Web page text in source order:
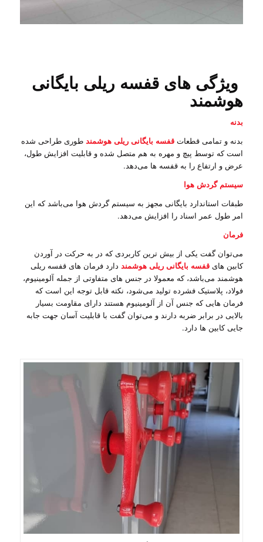
ویژگی های قفسه ریلی بایگانی
هوشمند
بدنه
بدنه و تمامی قطعات قفسه بایگانی ریلی هوشمندطوری طراحی شده
است که توسط پیچ و مهره به هم متصل شده و قابلیت افزایش طول،
عرض و ارتفاع را به قفسه ها می‌دهد.
سیستم گردش هوا
طبقات استاندارد بایگانی مجهز به سیستم گردش هوا می‌باشد که این
امر طول عمر اسناد را افزایش می‌دهد.
فرمان
می‌توان گفت یکی از بیش ترین کاربردی که در به حرکت در آوردن
کابین های قفسه بایگانی ریلی هوشمنددارد فرمان های قفسه ریلی
هوشمند می‌باشد، که معمولا در جنس های متفاوتی از جمله آلومینیوم،
فولاد، پلاستیک فشرده تولید می‌شود، نکته قابل توجه این است که
فرمان هایی که جنس آن از آلومینیوم هستند دارای مقاومت بسیار
بالایی در برابر ضربه دارند و می‌توان گفت با قابلیت آسان جهت جابه
جایی کابین ها دارد.